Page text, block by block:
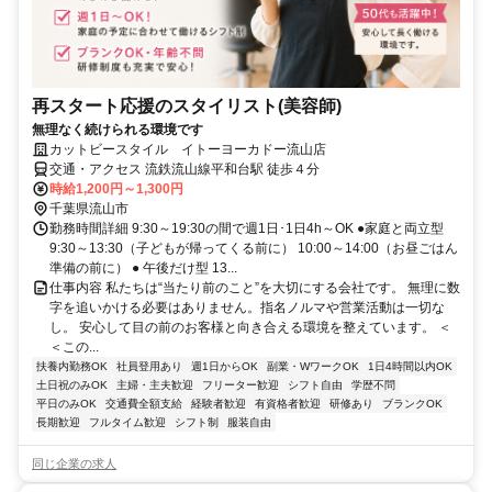
再スタート応援のスタイリスト(美容師)
無理なく続けられる環境です
カットビースタイル イトーヨーカドー流山店
交通・アクセス 流鉄流山線平和台駅 徒歩４分
時給1,200円～1,300円
千葉県流山市
勤務時間詳細 9:30～19:30の間で週1日･1日4h～OK ●家庭と両立型
9:30～13:30（子どもが帰ってくる前に） 10:00～14:00（お昼ごはん
準備の前に） ● 午後だけ型 13...
仕事内容 私たちは“当たり前のこと”を大切にする会社です。 無理に数
字を追いかける必要はありません。指名ノルマや営業活動は一切な
し。 安心して目の前のお客様と向き合える環境を整えています。 ＜
＜この...
扶養内勤務OK 社員登用あり 週1日からOK 副業・WワークOK
1日4時間以内OK
土日祝のみOK
主婦・主夫歓迎 フリーター歓迎 シフト自由
学歴不問
平日のみOK
交通費全額支給 経験者歓迎 有資格者歓迎 研修あり
ブランクOK
長期歓迎
フルタイム歓迎 シフト制 服装自由
同じ企業の求人